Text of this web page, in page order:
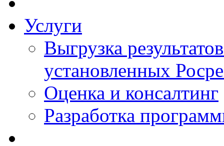
Услуги
Выгрузка
установленных
Оценка и консалтинг
Разработка